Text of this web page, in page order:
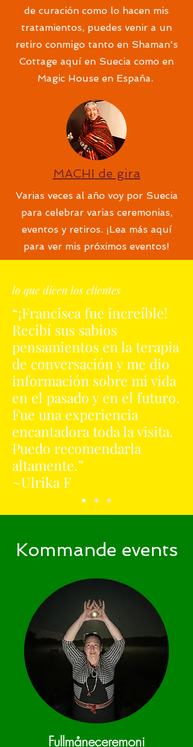
de curación como lo hacen mis
tratamientos, puedes venir a un
retiro conmigo tanto en Shaman's
Cottage aquí en Suecia como en
Magic House en España.
MACHI de gira
Varias veces al año voy por Suecia
para celebrar varias ceremonias,
eventos y retiros. ¡Lea más aquí
para ver mis próximos eventos!
lo que dicen los clientes
“¡Francisca fue increíble!
Recibí sus sabios
pensamientos en la terapia
de conversación y me dio
información sobre mi vida
en el pasado y en el futuro.
Fue una experiencia
encantadora toda la visita.
Puedo recomendarla
altamente.”
~Ulrika F
Kommande events
Fullmåneceremoni